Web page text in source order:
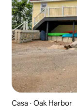
Casa ⋅ Oak Harbor